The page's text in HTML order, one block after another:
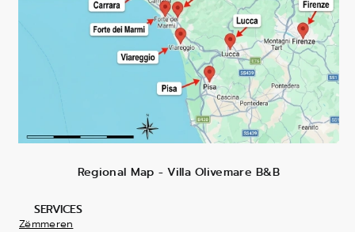
Regional Map - Villa Olivemare B&B
SERVICES
Zëmmeren